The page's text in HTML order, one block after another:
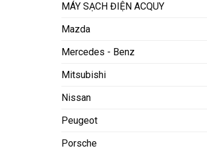
MÁY SẠCH ĐIỆN ACQUY
Mazda
Mercedes - Benz
Mitsubishi
Nissan
Peugeot
Porsche